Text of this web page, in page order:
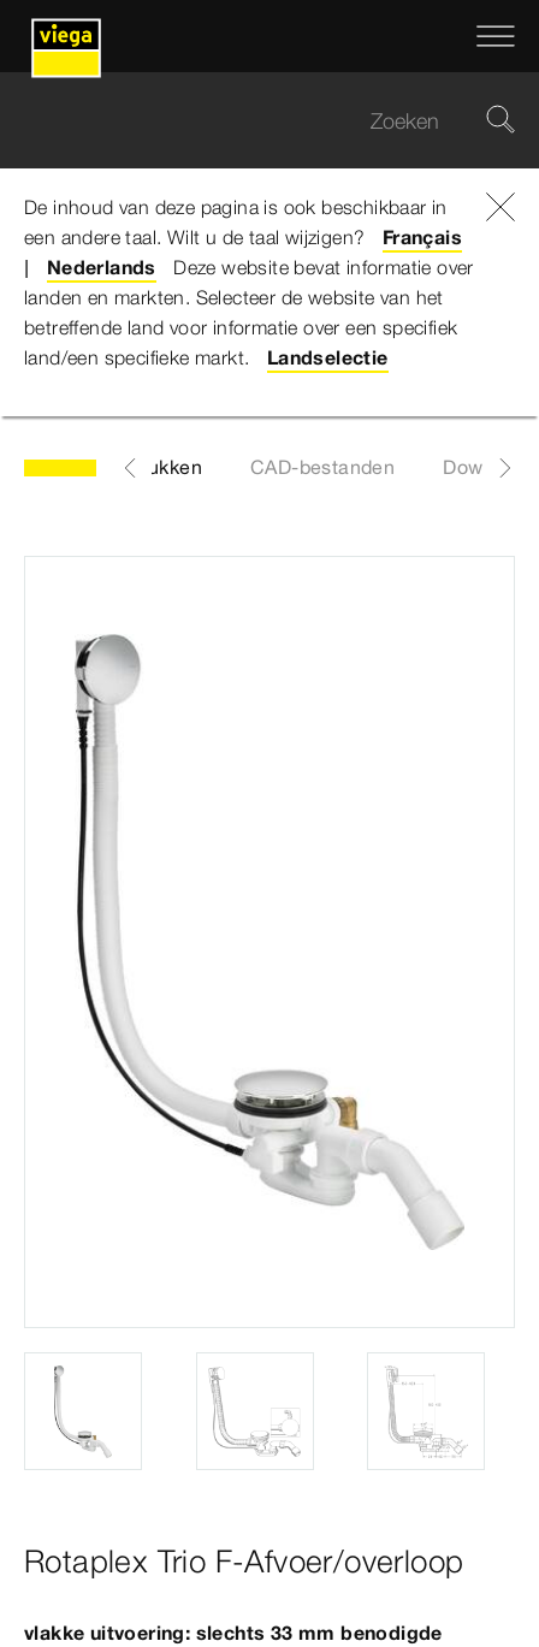
De inhoud van deze pagina is ook beschikbaar in
een andere taal. Wilt u de taal wijzigen?
Français
Nederlands
Deze website bevat informatie over
landen en markten. Selecteer de website van het
betreffende land voor informatie over een specifiek
land/een specifieke markt.
Landselectie
Viega Belgium ... Rotaplex Trio F-Afvoer/overloop
Rotaplex Trio F-
Afvoer/overloop
met wisselstukken CAD-bestanden
Rotaplex Trio F-Afvoer/overloop
vlakke uitvoering: slechts 33 mm benodigde